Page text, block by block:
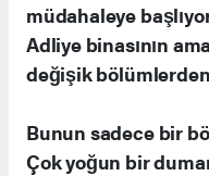
müdahaleye
Adliye binasının
değişik
Bunun sadece bir
Çok yoğun bir